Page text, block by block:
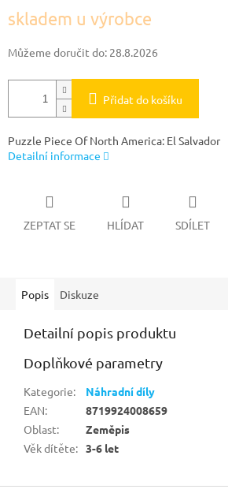
cena:
skladem u výrobce
Můžeme doručit do: 28.8.2026
Přidat do košíku
Puzzle Piece Of North America: El Salvador
Detailní informace
ZEPTAT SE HLÍDAT SDÍLET
Popis Diskuze
Detailní popis produktu
Doplňkové parametry
Kategorie:
Náhradní díly
EAN:
8719924008659
Oblast:
Zeměpis
Věk dítěte: 3-6 let
Z